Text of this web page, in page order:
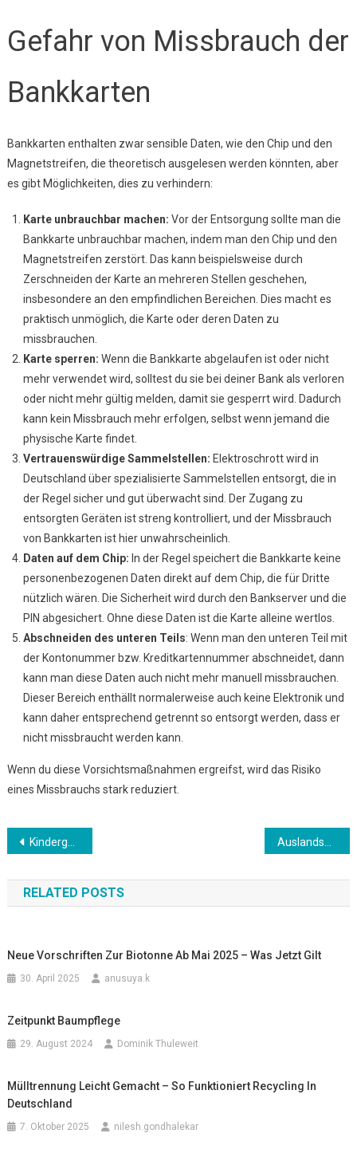
Gefahr von Missbrauch der
Bankkarten
Bankkarten enthalten zwar sensible Daten, wie den Chip und den
Magnetstreifen, die theoretisch ausgelesen werden könnten, aber
es gibt Möglichkeiten, dies zu verhindern:
Karte unbrauchbar machen: Vor der Entsorgung sollte man die
Bankkarte unbrauchbar machen, indem man den Chip und den
Magnetstreifen zerstört. Das kann beispielsweise durch
Zerschneiden der Karte an mehreren Stellen geschehen,
insbesondere an den empfindlichen Bereichen. Dies macht es
praktisch unmöglich, die Karte oder deren Daten zu
missbrauchen.
Karte sperren: Wenn die Bankkarte abgelaufen ist oder nicht
mehr verwendet wird, solltest du sie bei deiner Bank als verloren
oder nicht mehr gültig melden, damit sie gesperrt wird. Dadurch
kann kein Missbrauch mehr erfolgen, selbst wenn jemand die
physische Karte findet.
Vertrauenswürdige Sammelstellen: Elektroschrott wird in
Deutschland über spezialisierte Sammelstellen entsorgt, die in
der Regel sicher und gut überwacht sind. Der Zugang zu
entsorgten Geräten ist streng kontrolliert, und der Missbrauch
von Bankkarten ist hier unwahrscheinlich.
Daten auf dem Chip: In der Regel speichert die Bankkarte keine
personenbezogenen Daten direkt auf dem Chip, die für Dritte
nützlich wären. Die Sicherheit wird durch den Bankserver und die
PIN abgesichert. Ohne diese Daten ist die Karte alleine wertlos.
Abschneiden des unteren Teils: Wenn man den unteren Teil mit
der Kontonummer bzw. Kreditkartennummer abschneidet, dann
kann man diese Daten auch nicht mehr manuell missbrauchen.
Dieser Bereich enthällt normalerweise auch keine Elektronik und
kann daher entsprechend getrennt so entsorgt werden, dass er
nicht missbraucht werden kann.
Wenn du diese Vorsichtsmaßnahmen ergreifst, wird das Risiko
eines Missbrauchs stark reduziert.
Beitrags-
Navigation
Kindergeld / Kinderfreibetrag
RELATED POSTS
Neue Vorschriften Zur Biotonne Ab Mai 2025 – Was Jetzt Gilt
30. April 2025 anusuya.k
Zeitpunkt Baumpflege
29. August 2024 Dominik Thuleweit
Mülltrennung Leicht Gemacht – So Funktioniert Recycling In
Deutschland
7. Oktober 2025 nilesh.gondhalekar